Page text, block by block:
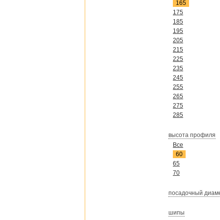
165
175
185
195
205
215
225
235
245
255
265
275
285
высота профиля
Все
60
65
70
посадочный
шипы